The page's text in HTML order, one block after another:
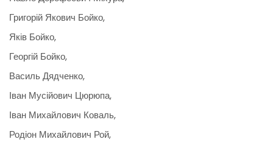
Григорій Якович Бойко,
Яків Бойко,
Георгій Бойко,
Василь Дядченко,
Іван Мусійович Цюрюпа,
Іван Михайлович Коваль,
Родіон Михайлович Рой,